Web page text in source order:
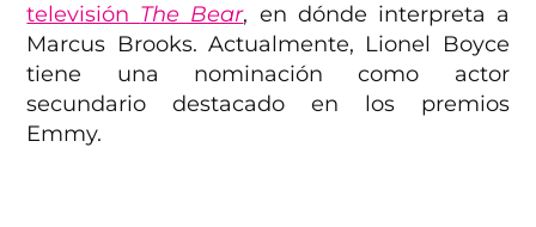
televisión The Bear, en dónde interpreta a
Marcus Brooks. Actualmente, Lionel Boyce
tiene una nominación como actor
secundario destacado en los premios
Emmy.